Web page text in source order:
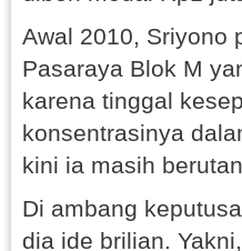
Awal 2010, Sriyono
Pasaraya Blok M
karena tinggal
konsentrasinya
kini ia masih
Di ambang
dia ide brilian.